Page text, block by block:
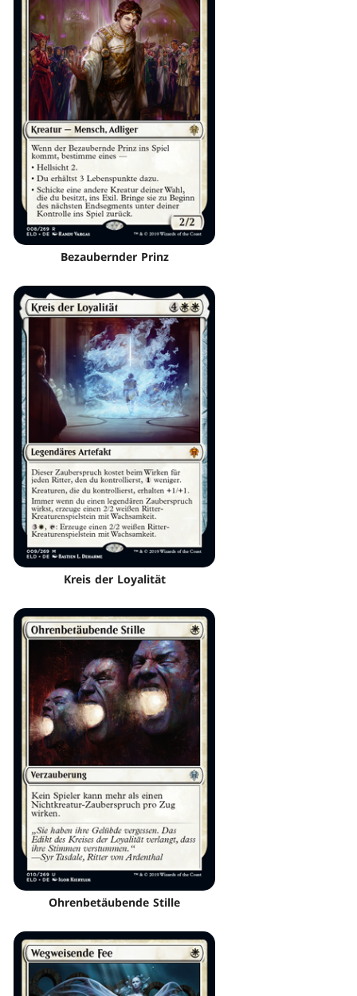
Bezaubernder Prinz
Kreis der Loyalität
Ohrenbetäubende Stille